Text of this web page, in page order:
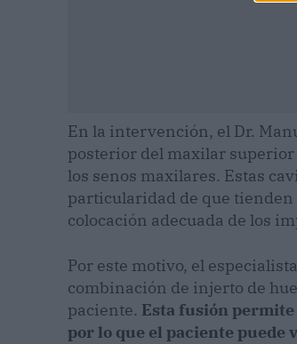
En la intervención, el Dr.
posterior del maxilar superior
los senos maxilares. Estas
particularidad de que tienden
colocación adecuada de los
Por este motivo, el
combinación de injerto de
paciente. Esta fusión
por lo que el paciente puede